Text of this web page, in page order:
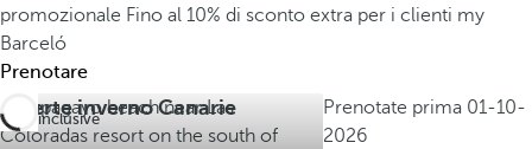
promozionale Fino al 10% di sconto extra per i clienti my
Barceló
Prenotare
Offerte inverno Canarie
All inclusive
Prenotate prima 01-10-
2026